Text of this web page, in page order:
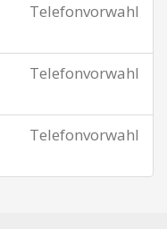
Telefonvorwahl
Telefonvorwahl
Telefonvorwahl